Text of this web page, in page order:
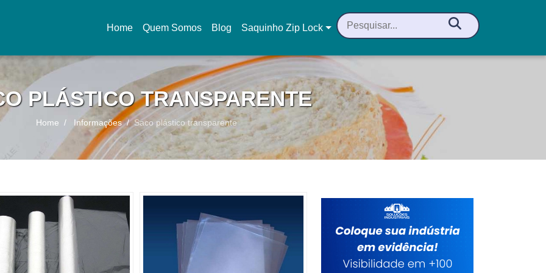
Home
(current)
Quem Somos Blog Saquinho Zip Lock
PLÁSTICO TRANSPARENTE
Home Informações Saco plástico transparente